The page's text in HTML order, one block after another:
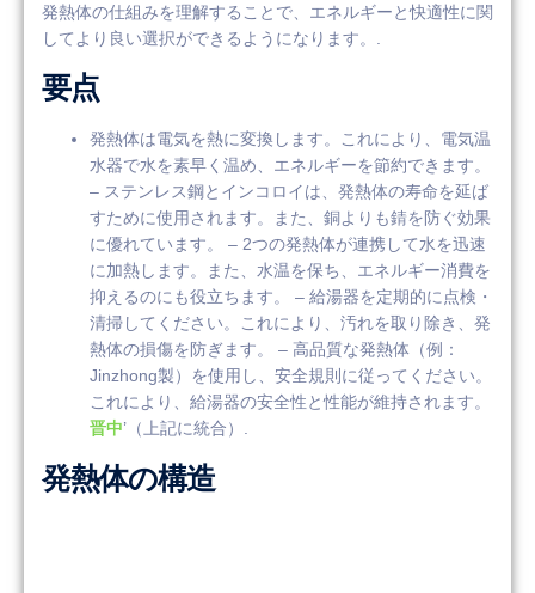
発熱体の仕組みを理解することで、エネルギーと快適性に関
してより良い選択ができるようになります。.
要点
発熱体は電気を熱に変換します。これにより、電気温
水器で水を素早く温め、エネルギーを節約できます。
– ステンレス鋼とインコロイは、発熱体の寿命を延ば
すために使用されます。また、銅よりも錆を防ぐ効果
に優れています。 – 2つの発熱体が連携して水を迅速
に加熱します。また、水温を保ち、エネルギー消費を
抑えるのにも役立ちます。 – 給湯器を定期的に点検・
清掃してください。これにより、汚れを取り除き、発
熱体の損傷を防ぎます。 – 高品質な発熱体（例：
Jinzhong製）を使用し、安全規則に従ってください。
これにより、給湯器の安全性と性能が維持されます。
晋中’（上記に統合）.
発熱体の構造